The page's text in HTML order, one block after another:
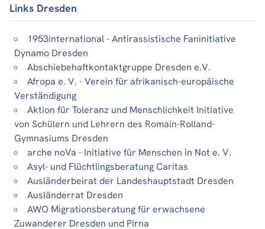
Links Dresden
1953international - Antirassistische Faninitiative
Dynamo Dresden
Abschiebehaftkontaktgruppe Dresden e.V.
Afropa e. V. - Verein für afrikanisch-europäische
Verständigung
Aktion für Toleranz und Menschlichkeit Initiative
von Schülern und Lehrern des Romain-Rolland-
Gymnasiums Dresden
arche noVa - Initiative für Menschen in Not e. V.
Asyl- und Flüchtlingsberatung Caritas
Ausländerbeirat der Landeshauptstadt Dresden
Ausländerrat Dresden
AWO Migrationsberatung für erwachsene
Zuwanderer Dresden und Pirna